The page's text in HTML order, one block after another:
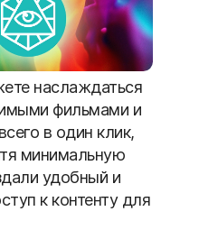
наслаждаться
фильмами и
в один клик,
минимальную
удобный и
к контенту для